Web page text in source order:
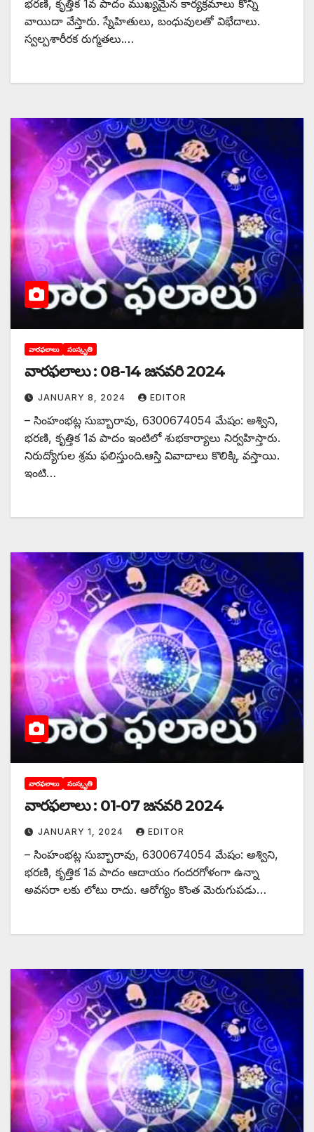
భరణి, కృత్తిక 1వ పాదం ముఖ్యమైన కార్యక్రమాలు కొన్ని
వాయిదా వేస్తారు. స్నేహితులు, బంధువులతో విభేదాలు.
స్వల్పశారీరక రుగ్మతలు.…
వారఫలాలు సంస్కృతి
వారఫలాలు : 08-14 జనవరి 2024
JANUARY 8, 2024 EDITOR
– సింహంభట్ల సుబ్బారావు, 6300674054 మేషం: అశ్విని,
భరణి, కృత్తిక 1వ పాదం ఇం‌టిలో శుభకార్యాలు నిర్వహిస్తారు.
నిరుద్యోగుల శ్రమ ఫలిస్తుంది.ఆస్తి వివాదాలు కొలిక్కి వస్తాయి.
ఇంటి…
వారఫలాలు సంస్కృతి
వారఫలాలు : 01-07 జనవరి 2024
JANUARY 1, 2024 EDITOR
– సింహంభట్ల సుబ్బారావు, 6300674054 మేషం: అశ్విని,
భరణి, కృత్తిక 1వ పాదం ఆదాయం గందరగోళంగా ఉన్నా
అవసరా లకు లోటు రాదు. ఆరోగ్యం కొంత మెరుగుపడు…